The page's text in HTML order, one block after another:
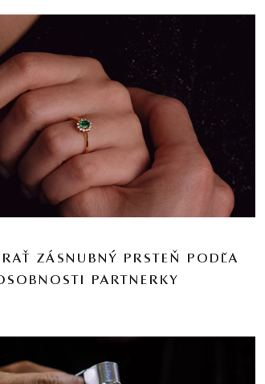
ZÁSNUBNÝ PRSTEŇ PODĽA
PARTNERKY